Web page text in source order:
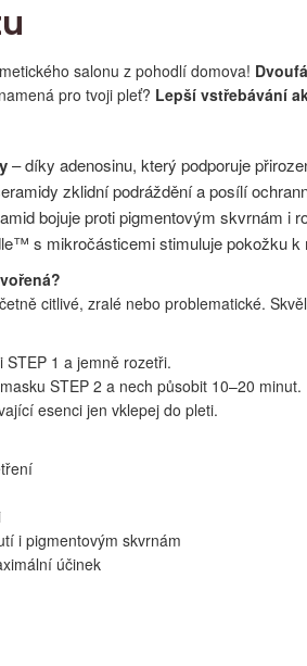
salonu z pohodlí domova!
pro tvoji pleť? Lepší vstřebávání
– díky adenosinu, který podporuje
zklidní podráždění a posílí
bojuje proti pigmentovým skvrnám i
s mikročásticemi stimuluje pokožku
citlivé, zralé nebo problematické.
1 a jemně rozetři.
STEP 2 a nech působit 10–20 minut.
esenci jen vklepej do pleti.
i pigmentovým skvrnám
účinek